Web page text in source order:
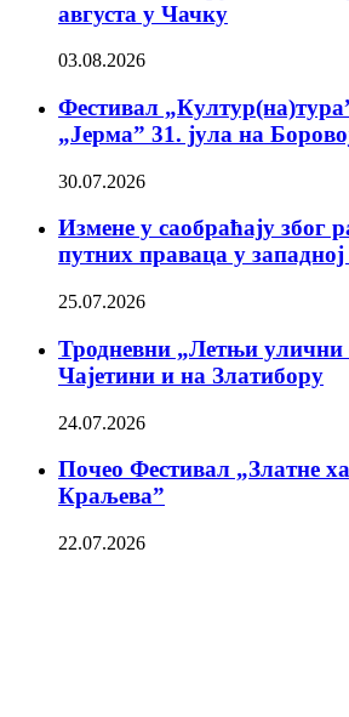
августа у Чачку
03.08.2026
Фестивал
„Јерма” 31. јула на
30.07.2026
Измене у саобраћају због
путних праваца у
25.07.2026
Тродневни „Летњи улични
Чајетини и на Златибору
24.07.2026
Почео Фестивал „Златне
Краљева”
22.07.2026